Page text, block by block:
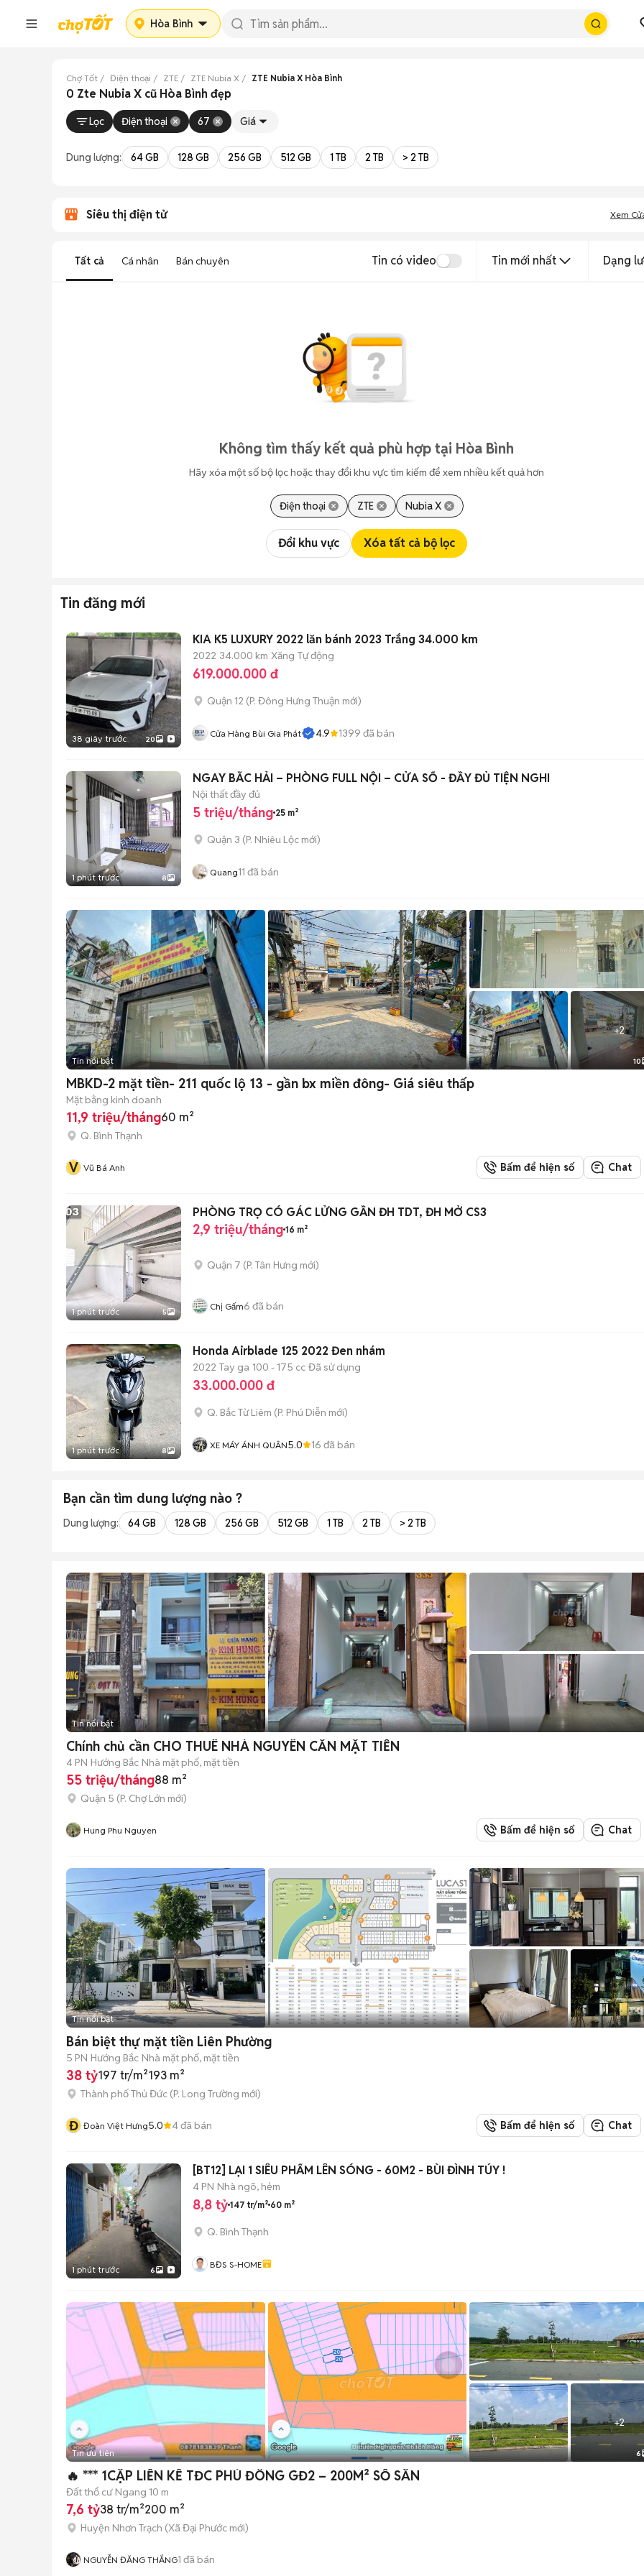
Hòa Bình
Chợ Tốt Điện thoại ZTE ZTE Nubia X ZTE Nubia X Hòa Bình
0 Zte Nubia X cũ Hòa Bình đẹp
Lọc Điện thoại 67 Giá
Dung lượng: 64 GB 128 GB 256 GB 512 GB 1 TB 2 TB > 2 TB
Siêu thị điện tử Xem
Tất cả Cá nhân Bán chuyên Tin có video Tin mới nhất Dạng
Không tìm thấy kết quả phù hợp tại Hòa Bình
Hãy xóa một số bộ lọc hoặc thay đổi khu vực tìm kiếm để xem nhiều kết quả hơn
Điện thoại ZTE Nubia X
Đổi khu vực Xóa tất cả bộ lọc
Tin đăng mới
38 giây trước 20
KIA K5 LUXURY 2022 lăn bánh 2023 Trắng 34.000 km
2022 34.000 km Xăng Tự động
619.000.000 đ
Quận 12 (P. Đông Hưng Thuận mới)
Cửa Hàng Bùi Gia Phát 4.9 1399 đã bán
1 phút trước 8
NGAY BẮC HẢI – PHÒNG FULL NỘI – CỬA SỔ - ĐẦY ĐỦ TIỆN NGHI
Nội thất đầy đủ
5 triệu/tháng 25 m²
Quận 3 (P. Nhiêu Lộc mới)
Quang11 đã bán
+2
Tin nổi bật 10
MBKD-2 mặt tiền- 211 quốc lộ 13 - gần bx miền đông- Giá siêu thấp
Mặt bằng kinh doanh
11,9 triệu/tháng60 m²
Q. Bình Thạnh
V Vũ Bá Anh Bấm để hiện số Chat
1 phút trước 5
PHÒNG TRỌ CÓ GÁC LỬNG GẦN ĐH TDT, ĐH MỞ CS3
2,9 triệu/tháng 16 m²
Quận 7 (P. Tân Hưng mới)
Chị Gấm6 đã bán
1 phút trước 8
Honda Airblade 125 2022 Đen nhám
2022 Tay ga 100 - 175 cc Đã sử dụng
33.000.000 đ
Q. Bắc Từ Liêm (P. Phú Diễn mới)
XE MÁY ÁNH QUÂN5.0 16 đã bán
Bạn cần tìm dung lượng nào ?
Dung lượng: 64 GB 128 GB 256 GB 512 GB 1 TB 2 TB > 2 TB
Tin nổi bật
Chính chủ cần CHO THUÊ NHÀ NGUYÊN CĂN MẶT TIỀN
4 PN Hướng Bắc Nhà mặt phố, mặt tiền
55 triệu/tháng88 m²
Quận 5 (P. Chợ Lớn mới)
Hung Phu Nguyen Bấm để hiện số Chat
Tin nổi bật
Bán biệt thự mặt tiền Liên Phường
5 PN Hướng Bắc Nhà mặt phố, mặt tiền
38 tỷ197 tr/m²193 m²
Thành phố Thủ Đức (P. Long Trường mới)
Đ Đoàn Việt Hưng5.0 4đã bán Bấm để hiện số Chat
1 phút trước 6
[BT12] LẠI 1 SIÊU PHẨM LÊN SÓNG - 60M2 - BÙI ĐÌNH TÚY !
4 PN Nhà ngõ, hẻm
8,8 tỷ 147 tr/m² 60 m²
Q. Bình Thạnh
BĐS S-HOME
+2
Tin ưu tiên 6
🔥 *** 1CẶP LIỀN KỀ TĐC PHÚ ĐÔNG GĐ2 – 200M² SỔ SẴN
Đất thổ cư Ngang 10 m
7,6 tỷ38 tr/m²200 m²
Huyện Nhơn Trạch (Xã Đại Phước mới)
NGUYỄN ĐĂNG THẮNG1 đã bán